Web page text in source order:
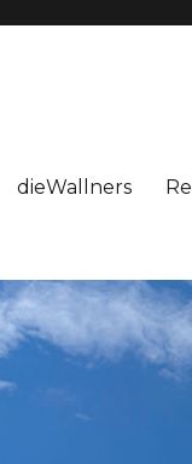
dieWallners